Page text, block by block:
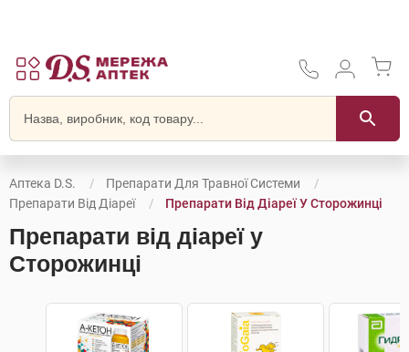
Аптека D.S.
Препарати Для Травної Системи
Препарати Від Діареї
Препарати Від Діареї У Сторожинці
Препарати від діареї у
Сторожинці